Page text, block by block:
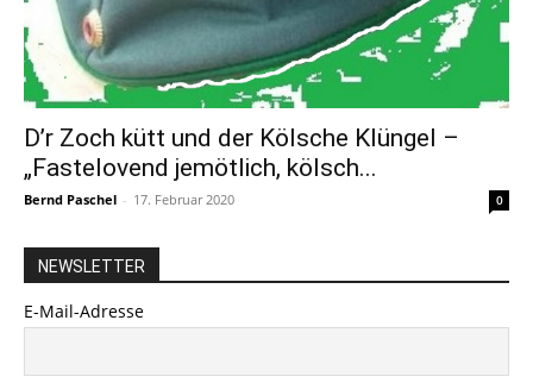
D’r Zoch kütt und der Kölsche Klüngel –
„Fastelovend jemötlich, kölsch...
Bernd Paschel - 17. Februar 2020 0
NEWSLETTER
E-Mail-Adresse